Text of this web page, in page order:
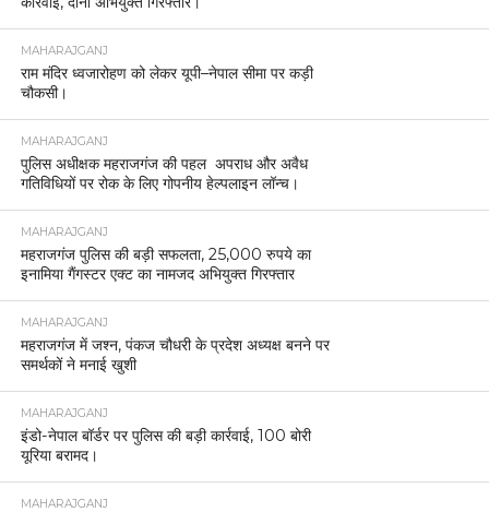
MAHARAJGANJ
राम मंदिर ध्वजारोहण को लेकर यूपी–नेपाल सीमा पर कड़ी
चौकसी।
MAHARAJGANJ
पुलिस अधीक्षक महराजगंज की पहल अपराध और अवैध
गतिविधियों पर रोक के लिए गोपनीय हेल्पलाइन लॉन्च।
MAHARAJGANJ
महराजगंज पुलिस की बड़ी सफलता, 25,000 रुपये का
इनामिया गैंगस्टर एक्ट का नामजद अभियुक्त गिरफ्तार
MAHARAJGANJ
महराजगंज में जश्न, पंकज चौधरी के प्रदेश अध्यक्ष बनने पर
समर्थकों ने मनाई खुशी
MAHARAJGANJ
इंडो-नेपाल बॉर्डर पर पुलिस की बड़ी कार्रवाई, 100 बोरी
यूरिया बरामद।
MAHARAJGANJ